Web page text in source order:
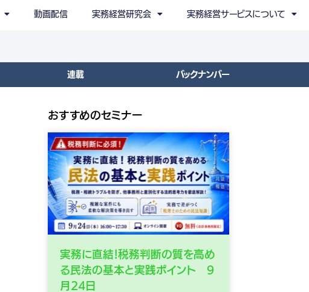
動画配信 実務経営研究会 実務経営サービスについて
連載 バックナンバー
おすすめのセミナー
実務に直結！税務判断の質を高め
る民法の基本と実践ポイント 9
月24日